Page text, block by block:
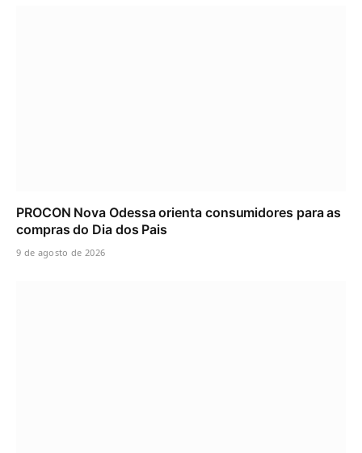
PROCON Nova Odessa orienta consumidores para as
compras do Dia dos Pais
9 de agosto de 2026